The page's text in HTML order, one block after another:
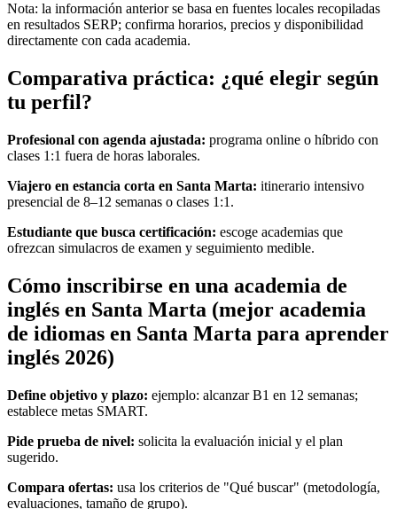
Nota: la información anterior se basa en fuentes locales recopiladas
en resultados SERP; confirma horarios, precios y disponibilidad
directamente con cada academia.
Comparativa práctica: ¿qué elegir según
tu perfil?
Profesional con agenda ajustada: programa online o híbrido con
clases 1:1 fuera de horas laborales.
Viajero en estancia corta en Santa Marta: itinerario intensivo
presencial de 8–12 semanas o clases 1:1.
Estudiante que busca certificación: escoge academias que
ofrezcan simulacros de examen y seguimiento medible.
Cómo inscribirse en una academia de
inglés en Santa Marta (mejor academia
de idiomas en Santa Marta para aprender
inglés 2026)
Define objetivo y plazo: ejemplo: alcanzar B1 en 12 semanas;
establece metas SMART.
Pide prueba de nivel: solicita la evaluación inicial y el plan
sugerido.
Compara ofertas: usa los criterios de "Qué buscar" (metodología,
evaluaciones, tamaño de grupo).